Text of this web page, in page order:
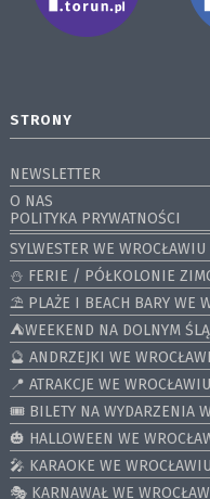
STRONY
NEWSLETTER
O NAS
POLITYKA PRYWATNOŚCI
SYLWESTER WE
⛄️ FERIE / PÓŁKOLONIE
⛱️ PLAŻE I BEACH BARY WE
⛺️WEEKEND NA DOLNYM
🔮 ANDRZEJKI WE
📍 ATRAKCJE WE WROCŁAWIU
🎟️ BILETY NA WYDARZENIA
🎃 HALLOWEEN WE
🎤 KARAOKE WE WROCŁAWIU
🎭 KARNAWAŁ WE